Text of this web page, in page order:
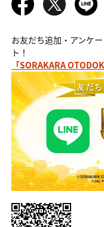
お友だち追加・アンケ
ト！
「SORAKARA